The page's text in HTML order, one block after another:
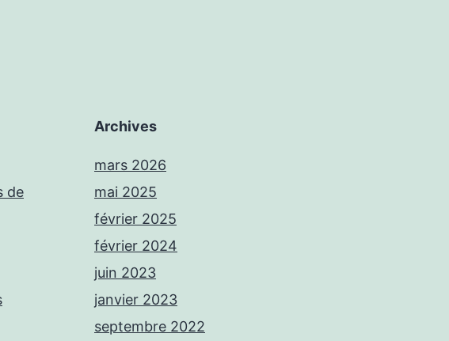
de
Archives
mars 2026
mai 2025
février 2025
février 2024
juin 2023
janvier 2023
septembre 2022